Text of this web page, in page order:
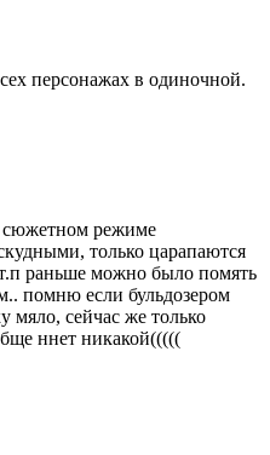
персонажах в одиночной.
сюжетном режиме
только царапаются
раньше можно было помять
помню если бульдозером
мяло, сейчас же только
ннет никакой(((((